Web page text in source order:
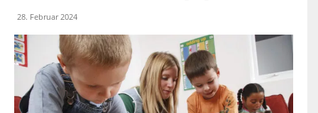
28. Februar 2024